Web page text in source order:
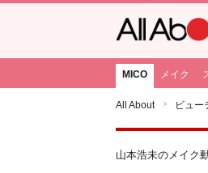
MICO メイク
All About ビュー
山本浩未のメイク